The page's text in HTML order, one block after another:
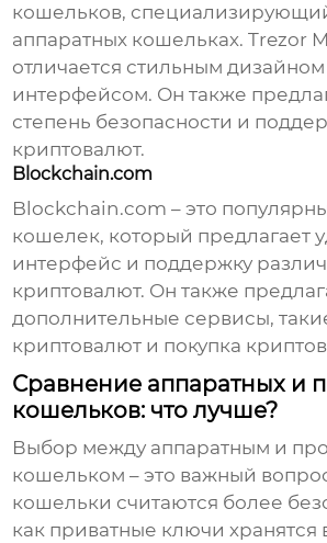
кошельков,
аппаратных кошельках. Trezor
отличается стильным
интерфейсом. Он также
степень безопасности и
криптовалют.
Blockchain.com
Blockchain.com – это
кошелек, который предлагает
интерфейс и поддержку
криптовалют. Он также
дополнительные сервисы,
криптовалют и покупка
Сравнение аппаратных и
кошельков: что лучше?
Выбор между аппаратным и
кошельком – это важный
кошельки считаются более
как приватные ключи хранятся